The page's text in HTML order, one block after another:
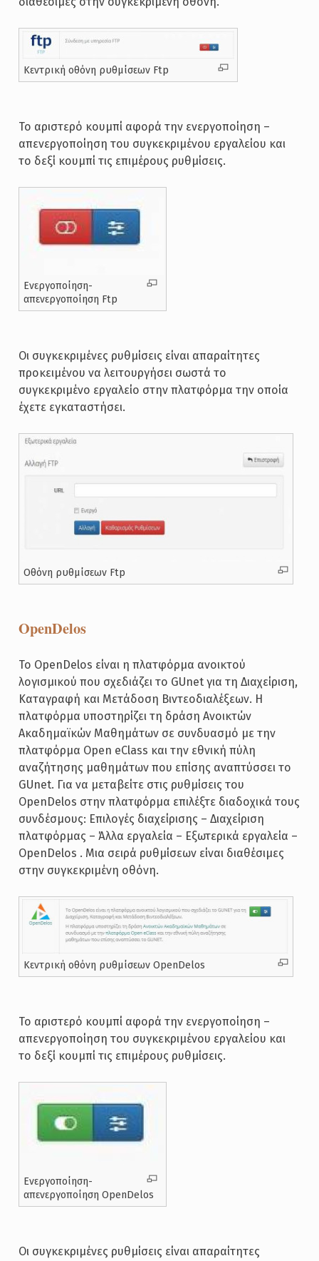
Κεντρική οθόνη ρυθμίσεων Ftp
Το αριστερό κουμπί αφορά την ενεργοποίηση –
απενεργοποίηση του συγκεκριμένου εργαλείου και
το δεξί κουμπί τις επιμέρους ρυθμίσεις.
Ενεργοποίηση-
απενεργοποίηση Ftp
Οι συγκεκριμένες ρυθμίσεις είναι απαραίτητες
προκειμένου να λειτουργήσει σωστά το
συγκεκριμένο εργαλείο στην πλατφόρμα την οποία
έχετε εγκαταστήσει.
Οθόνη ρυθμίσεων Ftp
OpenDelos
Το OpenDelos είναι η πλατφόρμα ανοικτού
λογισμικού που σχεδιάζει το GUnet για τη Διαχείριση,
Καταγραφή και Μετάδοση Βιντεοδιαλέξεων. Η
πλατφόρμα υποστηρίζει τη δράση Ανοικτών
Ακαδημαϊκών Μαθημάτων σε συνδυασμό με την
πλατφόρμα Open eClass και την εθνική πύλη
αναζήτησης μαθημάτων που επίσης αναπτύσσει το
GUnet. Για να μεταβείτε στις ρυθμίσεις του
OpenDelos στην πλατφόρμα επιλέξτε διαδοχικά τους
συνδέσμους: Επιλογές διαχείρισης – Διαχείριση
πλατφόρμας – Άλλα εργαλεία – Εξωτερικά εργαλεία –
OpenDelos . Μια σειρά ρυθμίσεων είναι διαθέσιμες
στην συγκεκριμένη οθόνη.
Κεντρική οθόνη ρυθμίσεων OpenDelos
Το αριστερό κουμπί αφορά την ενεργοποίηση –
απενεργοποίηση του συγκεκριμένου εργαλείου και
το δεξί κουμπί τις επιμέρους ρυθμίσεις.
Ενεργοποίηση-
απενεργοποίηση OpenDelos
Οι συγκεκριμένες ρυθμίσεις είναι απαραίτητες